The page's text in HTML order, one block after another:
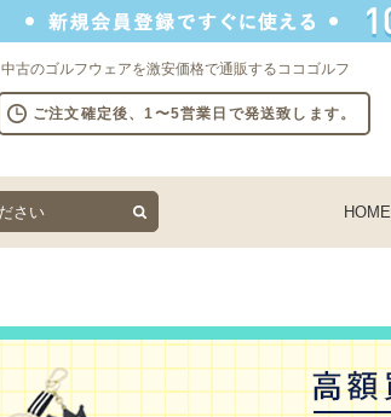
中古のゴルフウェアを激安価格で通販するココゴルフ
ご注文確定後、1〜5営業日で発送致します。
HOME